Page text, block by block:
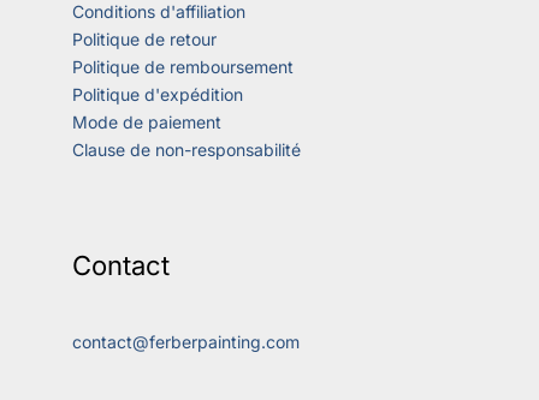
Conditions d'affiliation
Politique de retour
Politique de remboursement
Politique d'expédition
Mode de paiement
Clause de non-responsabilité
Contact
contact@ferberpainting.com